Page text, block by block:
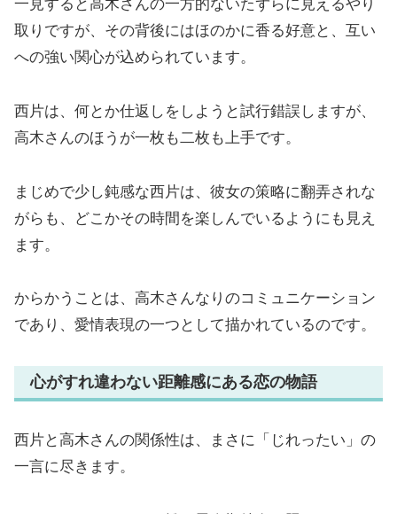
一見すると高木さんの一方的ないたずらに見えるやり
取りですが、その背後にはほのかに香る好意と、互い
への強い関心が込められています。
西片は、何とか仕返しをしようと試行錯誤しますが、
高木さんのほうが一枚も二枚も上手です。
まじめで少し鈍感な西片は、彼女の策略に翻弄されな
がらも、どこかその時間を楽しんでいるようにも見え
ます。
からかうことは、高木さんなりのコミュニケーション
であり、愛情表現の一つとして描かれているのです。
心がすれ違わない距離感にある恋の物語
西片と高木さんの関係性は、まさに「じれったい」の
一言に尽きます。